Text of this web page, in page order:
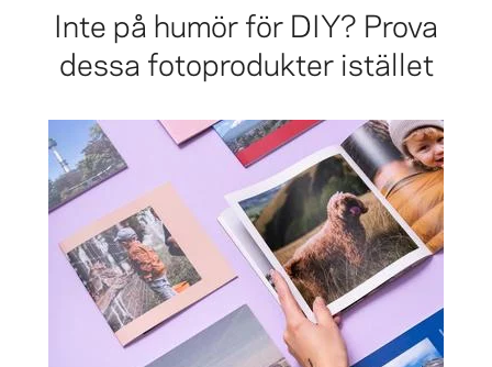
Inte på humör för DIY? Prova
dessa fotoprodukter istället